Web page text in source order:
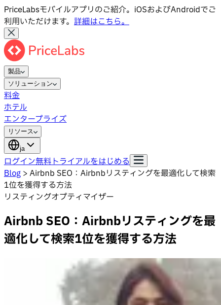
PriceLabsモバイルアプリのご紹介。iOSおよびAndroidでご
利用いただけます。 詳細はこちら。
製品
ソリューション
料金
ホテル
エンタープライズ
リソース
ja
ログイン無料トライアルをはじめる
Blog > Airbnb SEO：Airbnbリスティングを最適化して検索
1位を獲得する方法
リスティングオプティマイザー
Airbnb SEO：Airbnbリスティングを最
適化して検索1位を獲得する方法